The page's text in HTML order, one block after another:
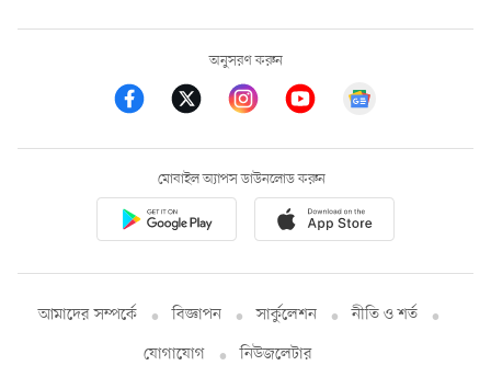
অনুসরণ করুন
মোবাইল অ্যাপস ডাউনলোড করুন
আমাদের সম্পর্কে বিজ্ঞাপন সার্কুলেশন
নীতি ও শর্ত
যোগাযোগ
নিউজলেটার